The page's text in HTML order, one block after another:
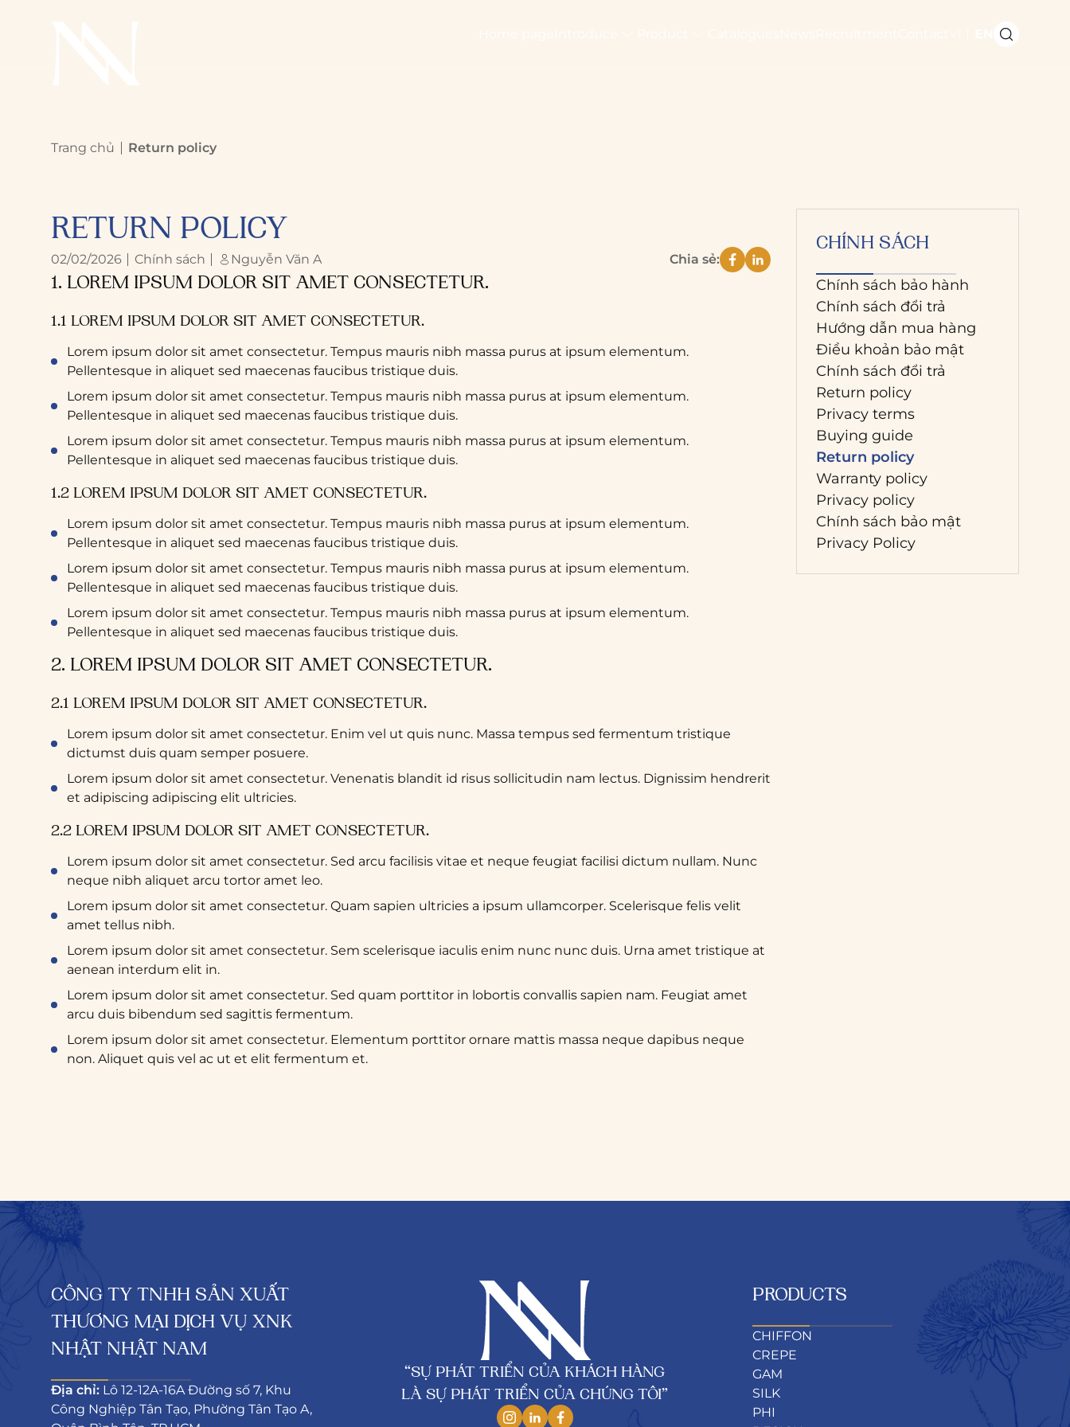
Trang chủ Return policy
RETURN POLICY
02/02/2026 Chính sách Nguyễn Văn A Chia sẻ:
1. LOREM IPSUM DOLOR SIT AMET CONSECTETUR.
1.1 LOREM IPSUM DOLOR SIT AMET CONSECTETUR.
Lorem ipsum dolor sit amet consectetur. Tempus mauris nibh massa purus at ipsum elementum.
Pellentesque in aliquet sed maecenas faucibus tristique duis.
Lorem ipsum dolor sit amet consectetur. Tempus mauris nibh massa purus at ipsum elementum.
Pellentesque in aliquet sed maecenas faucibus tristique duis.
Lorem ipsum dolor sit amet consectetur. Tempus mauris nibh massa purus at ipsum elementum.
Pellentesque in aliquet sed maecenas faucibus tristique duis.
1.2 LOREM IPSUM DOLOR SIT AMET CONSECTETUR.
Lorem ipsum dolor sit amet consectetur. Tempus mauris nibh massa purus at ipsum elementum.
Pellentesque in aliquet sed maecenas faucibus tristique duis.
Lorem ipsum dolor sit amet consectetur. Tempus mauris nibh massa purus at ipsum elementum.
Pellentesque in aliquet sed maecenas faucibus tristique duis.
Lorem ipsum dolor sit amet consectetur. Tempus mauris nibh massa purus at ipsum elementum.
Pellentesque in aliquet sed maecenas faucibus tristique duis.
2. LOREM IPSUM DOLOR SIT AMET CONSECTETUR.
2.1 LOREM IPSUM DOLOR SIT AMET CONSECTETUR.
Lorem ipsum dolor sit amet consectetur. Enim vel ut quis nunc. Massa tempus sed fermentum tristique
dictumst duis quam semper posuere.
Lorem ipsum dolor sit amet consectetur. Venenatis blandit id risus sollicitudin nam lectus. Dignissim hendrerit
et adipiscing adipiscing elit ultricies.
2.2 LOREM IPSUM DOLOR SIT AMET CONSECTETUR.
Lorem ipsum dolor sit amet consectetur. Sed arcu facilisis vitae et neque feugiat facilisi dictum nullam. Nunc
neque nibh aliquet arcu tortor amet leo.
Lorem ipsum dolor sit amet consectetur. Quam sapien ultricies a ipsum ullamcorper. Scelerisque felis velit
amet tellus nibh.
Lorem ipsum dolor sit amet consectetur. Sem scelerisque iaculis enim nunc nunc duis. Urna amet tristique at
aenean interdum elit in.
Lorem ipsum dolor sit amet consectetur. Sed quam porttitor in lobortis convallis sapien nam. Feugiat amet
arcu duis bibendum sed sagittis fermentum.
Lorem ipsum dolor sit amet consectetur. Elementum porttitor ornare mattis massa neque dapibus neque
non. Aliquet quis vel ac ut et elit fermentum et.
CHÍNH SÁCH
Chính sách bảo hành
Chính sách đổi trả
Hướng dẫn mua hàng
Điều khoản bảo mật
Chính sách đổi trả
Return policy
Privacy terms
Buying guide
Return policy
Warranty policy
Privacy policy
Chính sách bảo mật
Privacy Policy
CÔNG TY TNHH SẢN XUẤT
THƯƠNG MẠI DỊCH VỤ XNK
NHẬT NHẬT NAM
Địa chỉ: Lô 12-12A-16A Đường số 7, Khu
Công Nghiệp Tân Tạo, Phường Tân Tạo A,
“SỰ PHÁT TRIỂN CỦA KHÁCH HÀNG
LÀ SỰ PHÁT TRIỂN CỦA CHÚNG TÔI”
PRODUCTS
CHIFFON
CREPE
GAM
SILK
PHI